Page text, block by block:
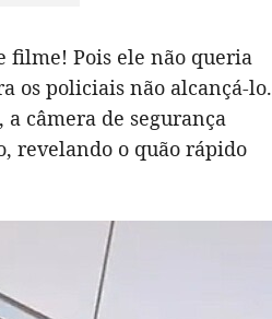
filme! Pois ele não queria
os policiais não alcançá-lo.
câmera de segurança
revelando o quão rápido